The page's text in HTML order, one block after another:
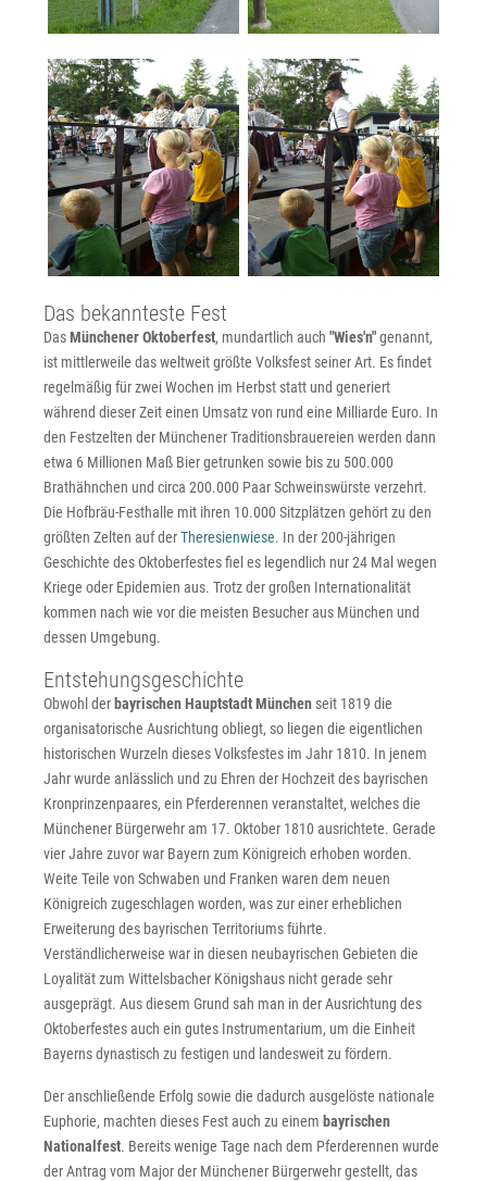
Das bekannteste Fest
DasMünchener Oktoberfest, mundartlich auch "Wies'n"genannt,
ist mittlerweile das weltweit größte Volksfest seiner Art. Es findet
regelmäßig für zwei Wochen im Herbst statt und generiert
während dieser Zeit einen Umsatz von rund eine Milliarde Euro. In
den Festzelten der Münchener Traditionsbrauereien werden dann
etwa 6 Millionen Maß Bier getrunken sowie bis zu 500.000
Brathähnchen und circa 200.000 Paar Schweinswürste verzehrt.
Die Hofbräu-Festhalle mit ihren 10.000 Sitzplätzen gehört zu den
größten Zelten auf derTheresienwiese. In der 200-jährigen
Geschichte des Oktoberfestes fiel es legendlich nur 24 Mal wegen
Kriege oder Epidemien aus. Trotz der großen Internationalität
kommen nach wie vor die meisten Besucher aus München und
dessen Umgebung.
Entstehungsgeschichte
Obwohl der bayrischen Hauptstadt München seit 1819 die
organisatorische Ausrichtung obliegt, so liegen die eigentlichen
historischen Wurzeln dieses Volksfestes im Jahr 1810. In jenem
Jahr wurde anlässlich und zu Ehren der Hochzeit des bayrischen
Kronprinzenpaares, ein Pferderennen veranstaltet, welches die
Münchener Bürgerwehr am 17. Oktober 1810 ausrichtete. Gerade
vier Jahre zuvor war Bayern zum Königreich erhoben worden.
Weite Teile von Schwaben und Franken waren dem neuen
Königreich zugeschlagen worden, was zur einer erheblichen
Erweiterung des bayrischen Territoriums führte.
Verständlicherweise war in diesen neubayrischen Gebieten die
Loyalität zum Wittelsbacher Königshaus nicht gerade sehr
ausgeprägt. Aus diesem Grund sah man in der Ausrichtung des
Oktoberfestes auch ein gutes Instrumentarium, um die Einheit
Bayerns dynastisch zu festigen und landesweit zu fördern.
Der anschließende Erfolg sowie die dadurch ausgelöste nationale
Euphorie, machten dieses Fest auch zu einem bayrischen
Nationalfest. Bereits wenige Tage nach dem Pferderennen wurde
der Antrag vom Major der Münchener Bürgerwehr gestellt, das